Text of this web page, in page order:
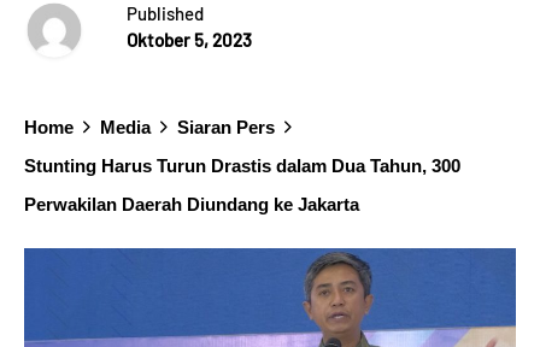
Published
Oktober 5, 2023
Home Media
Siaran Pers
Stunting Harus Turun Drastis dalam Dua Tahun, 300
Perwakilan Daerah Diundang ke Jakarta